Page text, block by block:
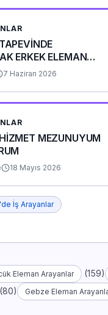
ERKEK ELEMAN
7 Haziran 2026
MEZUNUYUM
18 Mayıs 2026
İş Arayanlar
Eleman Arayanlar (159)
(80) Gebze Eleman